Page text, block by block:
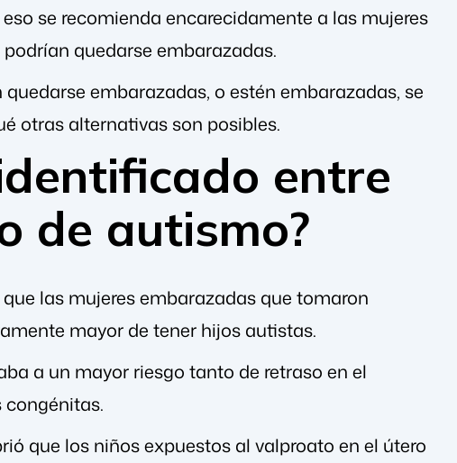
se recomienda encarecidamente a las mujeres
quedarse embarazadas.
embarazadas, o estén embarazadas, se
otras alternativas son posibles.
entre
de autismo?
las mujeres embarazadas que tomaron
mayor de tener hijos autistas.
a un mayor riesgo tanto de retraso en el
que los niños expuestos al valproato en el útero